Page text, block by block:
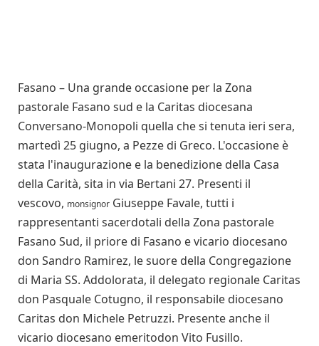
Fasano – Una grande occasione per la Zona
pastorale Fasano sud e la Caritas diocesana
Conversano-Monopoli quella che si tenuta ieri sera,
martedì 25 giugno, a Pezze di Greco. L'occasione è
stata l'inaugurazione e la benedizione della Casa
della Carità, sita in via Bertani 27. Presenti il
vescovo, monsignor Giuseppe Favale, tutti i
rappresentanti sacerdotali della Zona pastorale
Fasano Sud, il priore di Fasano e vicario diocesano
don Sandro Ramirez, le suore della Congregazione
di Maria SS. Addolorata, il delegato regionale Caritas
don Pasquale Cotugno, il responsabile diocesano
Caritas don Michele Petruzzi. Presente anche il
vicario diocesano emeritodon Vito Fusillo.